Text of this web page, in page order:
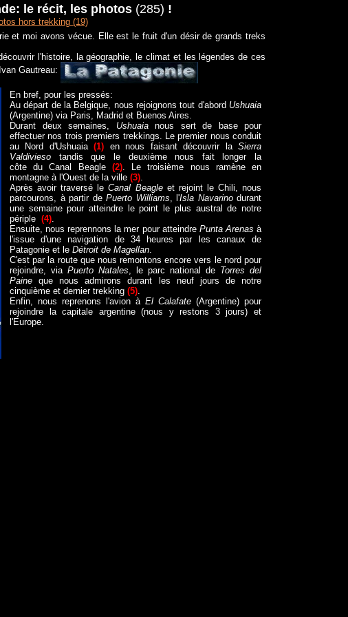
le récit, les photos (285) !
hors trekking (19)
et moi avons vécue. Elle est le fruit d'un désir de grands treks
l'histoire, la géographie, le climat et les légendes de ces
Gautreau:
En bref, pour les pressés:
Au départ de la Belgique, nous rejoignons tout d'abord Ushuaia
(Argentine) via Paris, Madrid et Buenos Aires.
Durant deux semaines, Ushuaianous sert de base pour
effectuer nos trois premiers trekkings. Le premier nous conduit
au Nord d'Ushuaia(1) en nous faisant découvrir laSierra
Valdivieso tandis que le deuxième nous fait longer la
côte du Canal Beagle (2). Le troisième nous ramène en
montagne à l'Ouest de la ville (3).
Après avoir traversé leCanal Beagleet rejoint le Chili, nous
parcourons, à partir de Puerto Williams, l'Isla Navarinodurant
une semaine pour atteindre le point le plus austral de notre
périple (4).
Ensuite, nous reprennons la mer pour atteindre Punta Arenas à
l'issue d'une navigation de 34 heures par les canaux de
Patagonie et le Détroit de Magellan.
C'est par la route que nous remontons encore vers le nord pour
rejoindre, via Puerto Natales, le parc national de Torres del
Paine que nous admirons durant les neuf jours de notre
cinquième et dernier trekking (5).
Enfin, nous reprenons l'avion à El Calafate (Argentine) pour
rejoindre la capitale argentine (nous y restons 3 jours) et
l'Europe.